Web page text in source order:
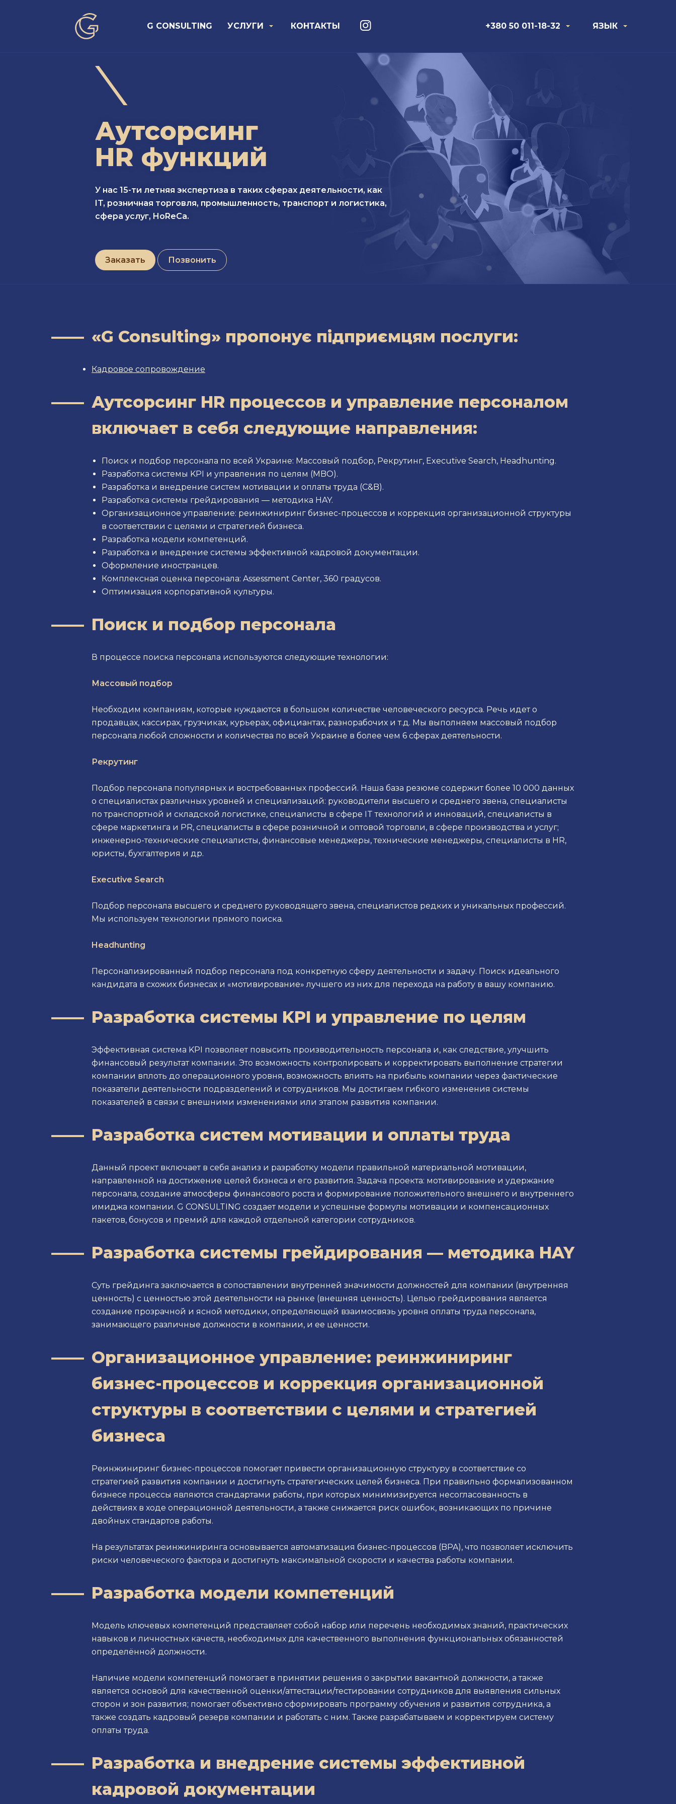
G CONSULTING УСЛУГИ КОНТАКТЫ +380 50 011-18-32 ЯЗЫК
Аутсорсинг
HR функций
У нас 15-ти летняя экспертиза в таких сферах деятельности, как
IT, розничная торговля, промышленность, транспорт и логистика,
сфера услуг, HoReCa.
Заказать Позвонить
«G Consulting» пропонує підприємцям послуги:
Кадровое сопровождение
Аутсорсинг HR процессов и управление персоналом
включает в себя следующие направления:
Поиск и подбор персонала по всей Украине: Массовый подбор, Рекрутинг, Executive Search, Headhunting.
Разработка системы KPI и управления по целям (MBO).
Разработка и внедрение систем мотивации и оплаты труда (C&B).
Разработка системы грейдирования — методика HAY.
Организационное управление: реинжиниринг бизнес-процессов и коррекция организационной структуры
в соответствии с целями и стратегией бизнеса.
Разработка модели компетенций.
Разработка и внедрение системы эффективной кадровой документации.
Оформление иностранцев.
Комплексная оценка персонала: Assessment Center, 360 градусов.
Оптимизация корпоративной культуры.
Поиск и подбор персонала
В процессе поиска персонала используются следующие технологии:
Массовый подбор
Необходим компаниям, которые нуждаются в большом количестве человеческого ресурса. Речь идет о
продавцах, кассирах, грузчиках, курьерах, официантах, разнорабочих и т.д. Мы выполняем массовый подбор
персонала любой сложности и количества по всей Украине в более чем 6 сферах деятельности.
Рекрутинг
Подбор персонала популярных и востребованных профессий. Наша база резюме содержит более 10 000 данных
о специалистах различных уровней и специализаций: руководители высшего и среднего звена, специалисты
по транспортной и складской логистике, специалисты в сфере IT технологий и инноваций, специалисты в
сфере маркетинга и PR, специалисты в сфере розничной и оптовой торговли, в сфере производства и услуг;
инженерно-технические специалисты, финансовые менеджеры, технические менеджеры, специалисты в HR,
юристы, бухгалтерия и др.
Executive Search
Подбор персонала высшего и среднего руководящего звена, специалистов редких и уникальных профессий.
Мы используем технологии прямого поиска.
Headhunting
Персонализированный подбор персонала под конкретную сферу деятельности и задачу. Поиск идеального
кандидата в схожих бизнесах и «мотивирование» лучшего из них для перехода на работу в вашу компанию.
Разработка системы KPI и управление по целям
Эффективная система KPI позволяет повысить производительность персонала и, как следствие, улучшить
финансовый результат компании. Это возможность контролировать и корректировать выполнение стратегии
компании вплоть до операционного уровня, возможность влиять на прибыль компании через фактические
показатели деятельности подразделений и сотрудников. Мы достигаем гибкого изменения системы
показателей в связи с внешними изменениями или этапом развития компании.
Разработка систем мотивации и оплаты труда
Данный проект включает в себя анализ и разработку модели правильной материальной мотивации,
направленной на достижение целей бизнеса и его развития. Задача проекта: мотивирование и удержание
персонала, создание атмосферы финансового роста и формирование положительного внешнего и внутреннего
имиджа компании. G CONSULTING создает модели и успешные формулы мотивации и компенсационных
пакетов, бонусов и премий для каждой отдельной категории сотрудников.
Разработка системы грейдирования — методика HAY
Суть грейдинга заключается в сопоставлении внутренней значимости должностей для компании (внутренняя
ценность) с ценностью этой деятельности на рынке (внешняя ценность). Целью грейдирования является
создание прозрачной и ясной методики, определяющей взаимосвязь уровня оплаты труда персонала,
занимающего различные должности в компании, и ее ценности.
Организационное управление: реинжиниринг
бизнес-процессов и коррекция организационной
структуры в соответствии с целями и стратегией
бизнеса
Реинжиниринг бизнес-процессов помогает привести организационную структуру в соответствие со
стратегией развития компании и достигнуть стратегических целей бизнеса. При правильно формализованном
бизнесе процессы являются стандартами работы, при которых минимизируется несогласованность в
действиях в ходе операционной деятельности, а также снижается риск ошибок, возникающих по причине
двойных стандартов работы.
На результатах реинжиниринга основывается автоматизация бизнес-процессов (BPA), что позволяет исключить
риски человеческого фактора и достигнуть максимальной скорости и качества работы компании.
Разработка модели компетенций
Модель ключевых компетенций представляет собой набор или перечень необходимых знаний, практических
навыков и личностных качеств, необходимых для качественного выполнения функциональных обязанностей
определённой должности.
Наличие модели компетенций помогает в принятии решения о закрытии вакантной должности, а также
является основой для качественной оценки/аттестации/тестировании сотрудников для выявления сильных
сторон и зон развития; помогает объективно сформировать программу обучения и развития сотрудника, а
также создать кадровый резерв компании и работать с ним. Также разрабатываем и корректируем систему
оплаты труда.
Разработка и внедрение системы эффективной
кадровой документации